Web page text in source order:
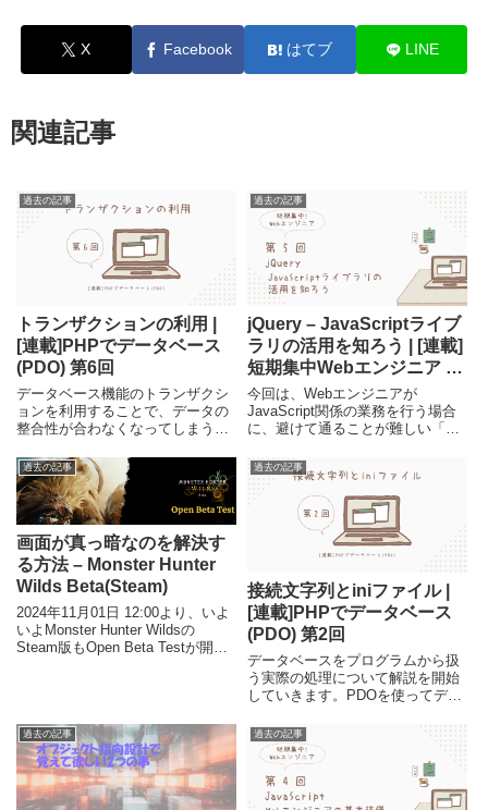
X Facebook はてブ LINE
関連記事
過去の記事
トランザクションの利用 |
[連載]PHPでデータベース
(PDO) 第6回
データベース機能のトランザクシ
ョンを利用することで、データの
整合性が合わなくなってしまうな
て、PHP/PDOの構成からサンプ
ルを示しながら解説をしていま
す。
過去の記事
jQuery – JavaScriptライブ
ラリの活用を知ろう | [連載]
短期集中Webエンジニア 第
5回
今回は、Webエンジニアが
JavaScript関係の業務を行う場合
に、避けて通ることが難しい「ラ
す。タイトルにもなっている
jQueryを中心に、ライブラリや何
故jQueryなのかといった解説の
後、実際にjQueryを使った「すぐ
に業務に役立つ内容」を簡潔にま
とめています。
過去の記事
画面が真っ暗なのを解決す
る方法 – Monster Hunter
Wilds Beta(Steam)
2024年11月01日 12:00より、いよ
いよMonster Hunter Wildsの
Steam版もOpen Beta Testが開始
過去の記事
接続文字列とiniファイル |
[連載]PHPでデータベース
(PDO) 第2回
データベースをプログラムから扱
う実際の処理について解説を開始
していきます。PDOを使ってデー
ことになる、ユーザー名やパスワ
ードといったセキュリティ上重要
な情報を、プログラム外部に保存
して利用する方法も合わせて紹介
しています。
過去の記事 過去の記事